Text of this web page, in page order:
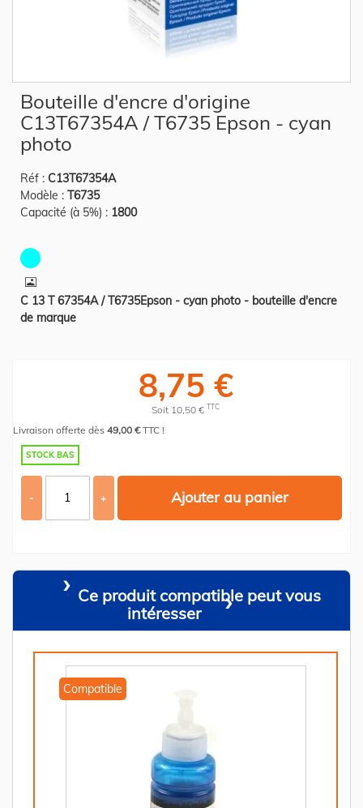
the
beginning
the
gallery
Bouteille d'encre d'origine
C13T67354A / T6735 Epson - cyan
photo
Réf : C13T67354A
Modèle : T6735
Capacité (à 5%) : 1800
C 13 T 67354A / T6735Epson - cyan photo - bouteille d'encre
de marque
8,75 €
Soit 10,50 € TTC
Livraison offerte dès 49,00 €TTC !
STOCK BAS
- + Ajouter au panier
Ce produit compatible peut vous
intéresser
Compatible